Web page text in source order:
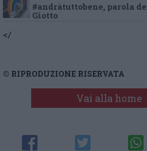
#andràtuttobene, parola
Giotto
</
© RIPRODUZIONE RISERVATA
Vai alla home